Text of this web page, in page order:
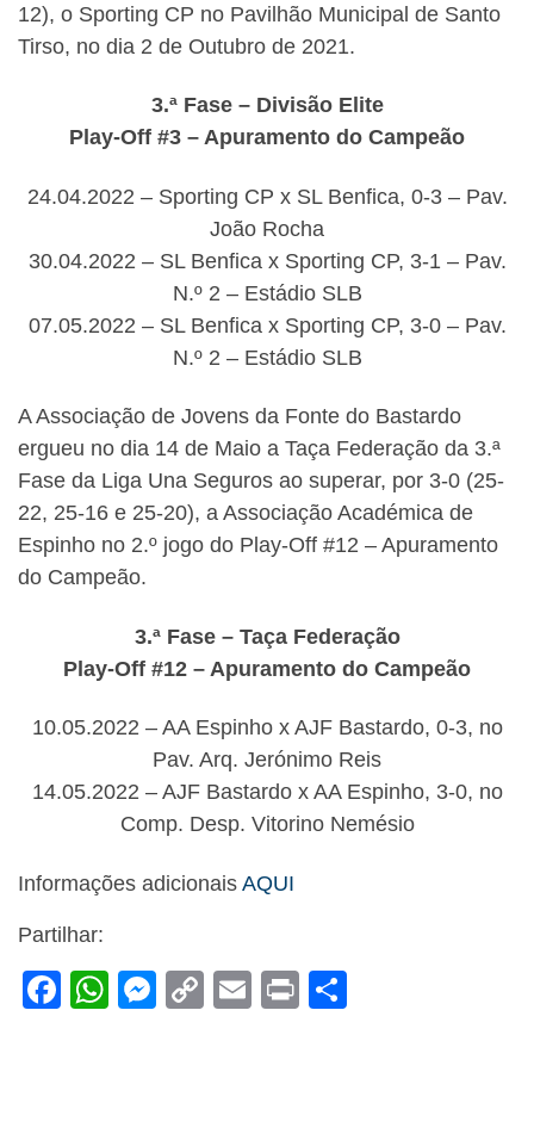
12), o Sporting CP no Pavilhão Municipal de Santo
Tirso, no dia 2 de Outubro de 2021.
3.ª Fase – Divisão Elite
Play-Off #3 – Apuramento do Campeão
24.04.2022 – Sporting CP x SL Benfica, 0-3 – Pav.
João Rocha
30.04.2022 – SL Benfica x Sporting CP, 3-1 – Pav.
N.º 2 – Estádio SLB
07.05.2022 – SL Benfica x Sporting CP, 3-0 – Pav.
N.º 2 – Estádio SLB
A Associação de Jovens da Fonte do Bastardo
ergueu no dia 14 de Maio a Taça Federação da 3.ª
Fase da Liga Una Seguros ao superar, por 3-0 (25-
22, 25-16 e 25-20), a Associação Académica de
Espinho no 2.º jogo do Play-Off #12 – Apuramento
do Campeão.
3.ª Fase – Taça Federação
Play-Off #12 – Apuramento do Campeão
10.05.2022 – AA Espinho x AJF Bastardo, 0-3, no
Pav. Arq. Jerónimo Reis
14.05.2022 – AJF Bastardo x AA Espinho, 3-0, no
Comp. Desp. Vitorino Nemésio
Informações adicionais AQUI
Partilhar:
F
W
M
C
E
Pr